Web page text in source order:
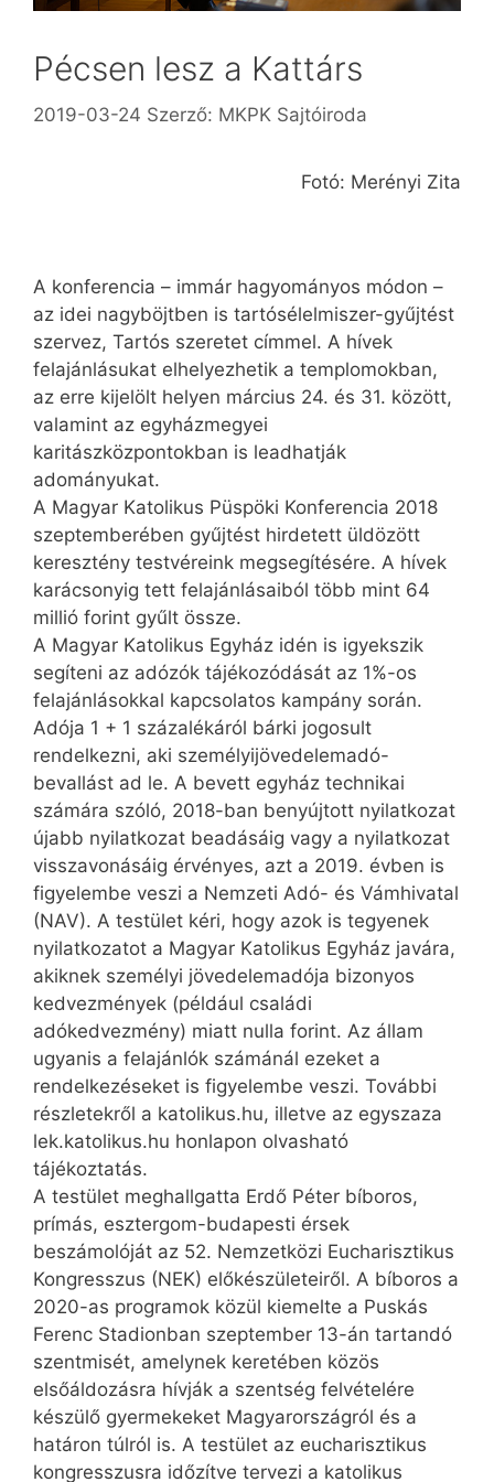
Pécsen lesz a Kattárs
2019-03-24 Szerző: MKPK Sajtóiroda
Fotó: Merényi Zita
A konferencia – immár hagyományos módon –
az idei nagyböjtben is tartósélelmiszer-gyűjtést
szervez, Tartós szeretet címmel. A hívek
felajánlásukat elhelyezhetik a templomokban,
az erre kijelölt helyen március 24. és 31. között,
valamint az egyházmegyei
karitászközpontokban is leadhatják
adományukat.
A Magyar Katolikus Püspöki Konferencia 2018
szeptemberében gyűjtést hirdetett üldözött
keresztény testvéreink megsegítésére. A hívek
karácsonyig tett felajánlásaiból több mint 64
millió forint gyűlt össze.
A Magyar Katolikus Egyház idén is igyekszik
segíteni az adózók tájékozódását az 1%-os
felajánlásokkal kapcsolatos kampány során.
Adója 1 + 1 százalékáról bárki jogosult
rendelkezni, aki személyijövedelemadó-
bevallást ad le. A bevett egyház technikai
számára szóló, 2018-ban benyújtott nyilatkozat
újabb nyilatkozat beadásáig vagy a nyilatkozat
visszavonásáig érvényes, azt a 2019. évben is
figyelembe veszi a Nemzeti Adó- és Vámhivatal
(NAV). A testület kéri, hogy azok is tegyenek
nyilatkozatot a Magyar Katolikus Egyház javára,
akiknek személyi jövedelemadója bizonyos
kedvezmények (például családi
adókedvezmény) miatt nulla forint. Az állam
ugyanis a felajánlók számánál ezeket a
rendelkezéseket is figyelembe veszi. További
részletekről a katolikus.hu, illetve az egyszaza
lek.katolikus.hu honlapon olvasható
tájékoztatás.
A testület meghallgatta Erdő Péter bíboros,
prímás, esztergom-budapesti érsek
beszámolóját az 52. Nemzetközi Eucharisztikus
Kongresszus (NEK) előkészületeiről. A bíboros a
2020-as programok közül kiemelte a Puskás
Ferenc Stadionban szeptember 13-án tartandó
szentmisét, amelynek keretében közös
elsőáldozásra hívják a szentség felvételére
készülő gyermekeket Magyarországról és a
határon túlról is. A testület az eucharisztikus
kongresszusra időzítve tervezi a katolikus